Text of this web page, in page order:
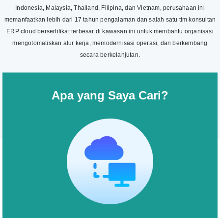
Indonesia, Malaysia, Thailand, Filipina, dan Vietnam, perusahaan ini
memanfaatkan lebih dari 17 tahun pengalaman dan salah satu tim konsultan
ERP cloud bersertifikat terbesar di kawasan ini untuk membantu organisasi
mengotomatiskan alur kerja, memodernisasi operasi, dan berkembang
secara berkelanjutan.
Apa yang Saya Cari?